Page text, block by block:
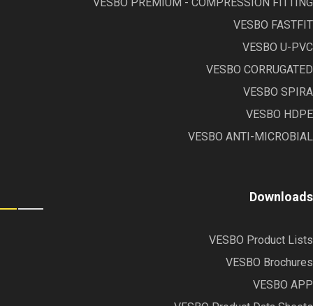
VESBO FASTFIT
VESBO U-PVC
VESBO CORRUGATED
VESBO SPIRA
VESBO HDPE
VESBO ANTI-MICROBIAL
Downloads
VESBO Product Lists
VESBO Brochures
VESBO APP